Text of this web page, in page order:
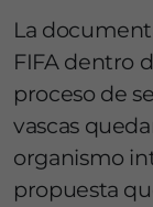
La
FIFA dentro
proceso de
vascas
organismo
propuesta